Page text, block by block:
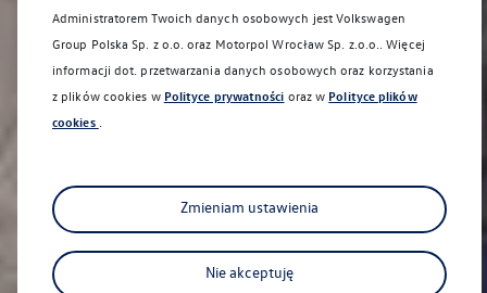
Administratorem Twoich danych osobowych jest Volkswagen
Group Polska Sp. z o.o. oraz Motorpol Wrocław Sp. z.o.o.. Więcej
informacji dot. przetwarzania danych osobowych oraz korzystania
z plików cookies w Polityce prywatności oraz w Polityce plików
cookies .
Zmieniam ustawienia
Nie akceptuję